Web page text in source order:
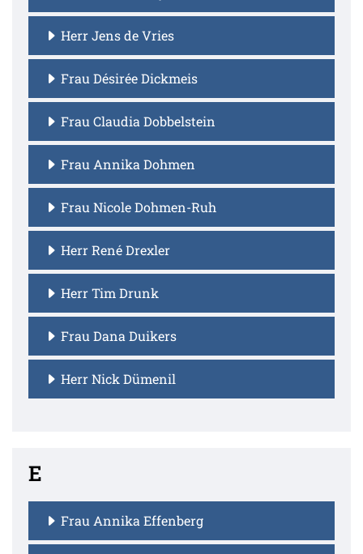
Herr Jens de Vries
Frau Désirée Dickmeis
Frau Claudia Dobbelstein
Frau Annika Dohmen
Frau Nicole Dohmen-Ruh
Herr René Drexler
Herr Tim Drunk
Frau Dana Duikers
Herr Nick Dümenil
E
Frau Annika Effenberg